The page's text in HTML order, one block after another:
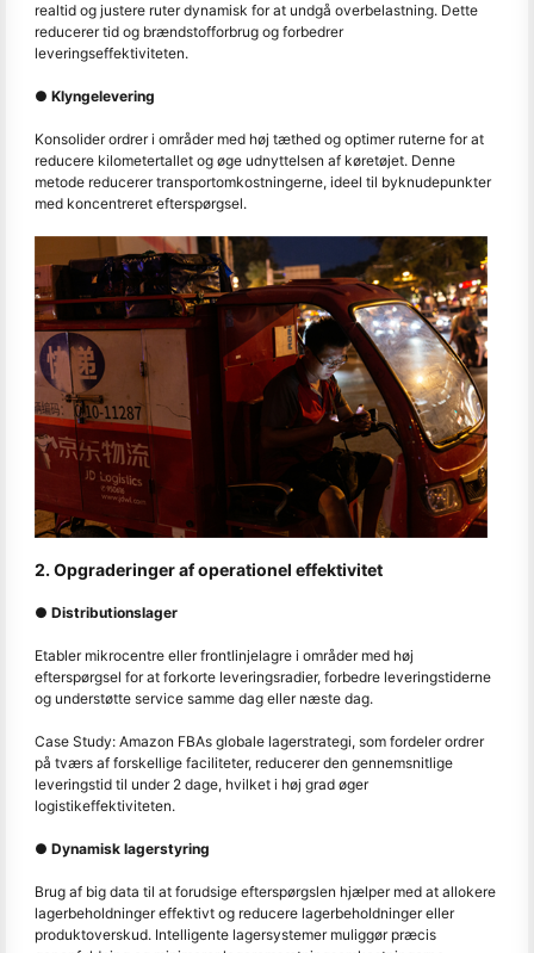
realtid og justere ruter dynamisk for at undgå overbelastning. Dette
reducerer tid og brændstofforbrug og forbedrer
leveringseffektiviteten.
● Klyngelevering
Konsolider ordrer i områder med høj tæthed og optimer ruterne for at
reducere kilometertallet og øge udnyttelsen af køretøjet. Denne
metode reducerer transportomkostningerne, ideel til byknudepunkter
med koncentreret efterspørgsel.
2. Opgraderinger af operationel effektivitet
● Distributionslager
Etabler mikrocentre eller frontlinjelagre i områder med høj
efterspørgsel for at forkorte leveringsradier, forbedre leveringstiderne
og understøtte service samme dag eller næste dag.
Case Study: Amazon FBAs globale lagerstrategi, som fordeler ordrer
på tværs af forskellige faciliteter, reducerer den gennemsnitlige
leveringstid til under 2 dage, hvilket i høj grad øger
logistikeffektiviteten.
● Dynamisk lagerstyring
Brug af big data til at forudsige efterspørgslen hjælper med at allokere
lagerbeholdninger effektivt og reducere lagerbeholdninger eller
produktoverskud. Intelligente lagersystemer muliggør præcis